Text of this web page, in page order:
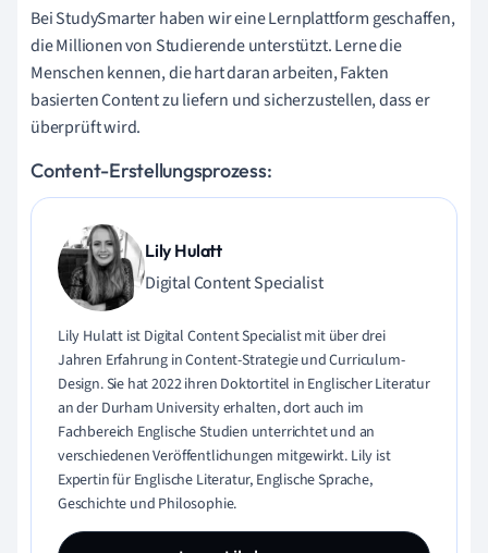
Bei StudySmarter haben wir eine Lernplattform geschaffen,
die Millionen von Studierende unterstützt. Lerne die
Menschen kennen, die hart daran arbeiten, Fakten
basierten Content zu liefern und sicherzustellen, dass er
überprüft wird.
Content-Erstellungsprozess:
Lily Hulatt
Digital Content Specialist
Lily Hulatt ist Digital Content Specialist mit über drei
Jahren Erfahrung in Content-Strategie und Curriculum-
Design. Sie hat 2022 ihren Doktortitel in Englischer Literatur
an der Durham University erhalten, dort auch im
Fachbereich Englische Studien unterrichtet und an
verschiedenen Veröffentlichungen mitgewirkt. Lily ist
Expertin für Englische Literatur, Englische Sprache,
Geschichte und Philosophie.